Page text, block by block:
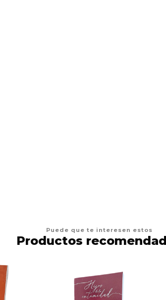
Puede que te interesen estos
Productos